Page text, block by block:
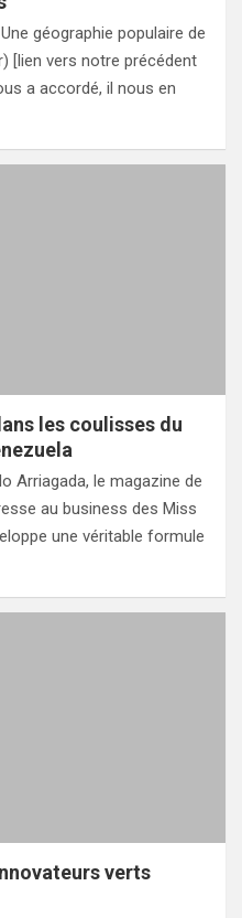
géographie populaire de
[lien vers notre précédent
a accordé, il nous en
les coulisses du
Arriagada, le magazine de
au business des Miss
une véritable formule
verts